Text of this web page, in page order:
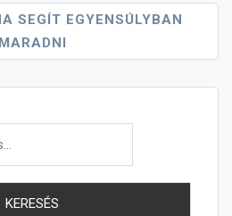
SEGÍT EGYENSÚLYBAN
MARADNI